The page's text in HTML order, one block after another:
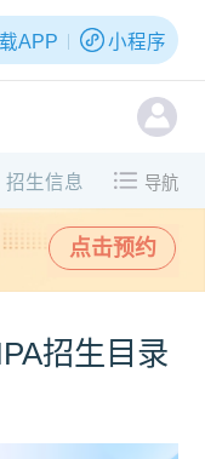
APP 小程序
招生信息 导航
点击预约
招生目录